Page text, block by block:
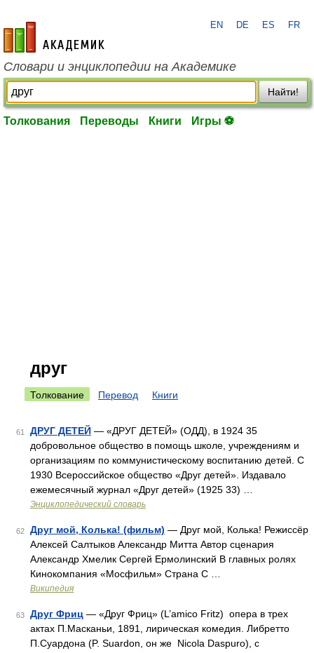
academic.ru
EN DE ES FR
Словари и энциклопедии на Академике
Найти!
Толкования Переводы Книги Игры ⚽
друг
Толкование Перевод Книги
61 ДРУГ ДЕТЕЙ — «ДРУГ ДЕТЕЙ» (ОДД), в 1924 35
добровольное общество в помощь школе, учреждениям и
организациям по коммунистическому воспитанию детей. С
1930 Всероссийское общество «Друг детей». Издавало
ежемесячный журнал «Друг детей» (1925 33) …
Энциклопедический словарь
62 Друг мой, Колька! (фильм) — Друг мой, Колька! Режиссёр
Алексей Салтыков Александр Митта Автор сценария
Александр Хмелик Сергей Ермолинский В главных ролях
Кинокомпания «Мосфильм» Страна С …
Википедия
63 Друг Фриц — «Друг Фриц» (L’amico Fritz) опера в трех
актах П.Масканьи, 1891, лирическая комедия. Либретто
П.Суардона (P. Suardon, он же Nicola Daspuro), с